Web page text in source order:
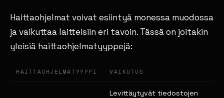
Haittaohjelmat voivat esiintyä monessa muodossa
ja vaikuttaa laitteisiin eri tavoin. Tässä on joitakin
yleisiä haittaohjelmatyyppejä:
HAITTAOHJELMATYYPPI VAIKUTUS
Levittäytyvät tiedostojen